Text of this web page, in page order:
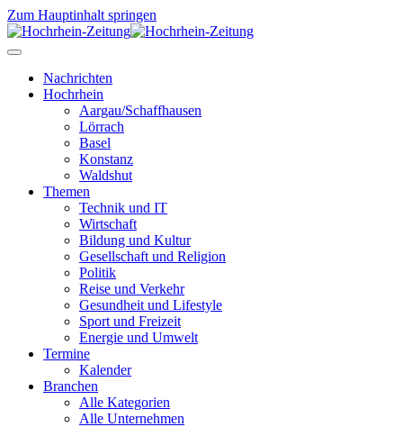
Zum Hauptinhalt springen
Nachrichten
Hochrhein
Aargau/Schaffhausen
Lörrach
Basel
Konstanz
Waldshut
Themen
Technik und IT
Wirtschaft
Bildung und Kultur
Gesellschaft und Religion
Politik
Reise und Verkehr
Gesundheit und Lifestyle
Sport und Freizeit
Energie und Umwelt
Termine
Kalender
Branchen
Alle Kategorien
Alle Unternehmen